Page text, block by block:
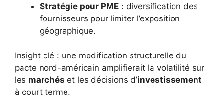
Stratégie pour PME : diversification des
fournisseurs pour limiter l’exposition
géographique.
Insight clé : une modification structurelle du
pacte nord-américain amplifierait la volatilité sur
les marchés et les décisions d’investissement
à court terme.